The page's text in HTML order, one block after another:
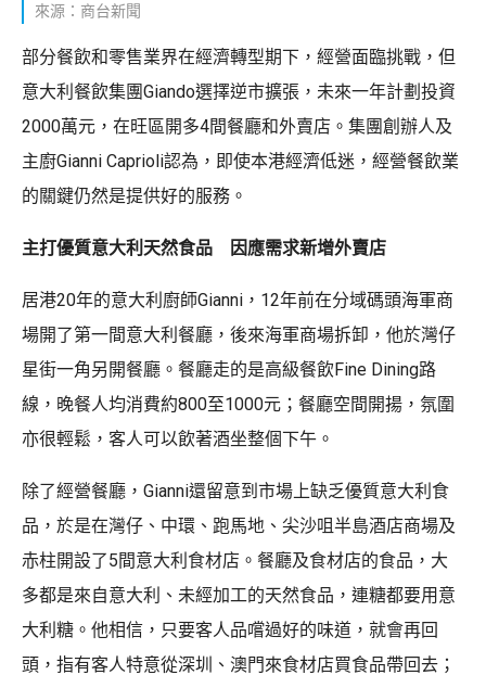
來源：商台新聞
部分餐飲和零售業界在經濟轉型期下，經營面臨挑戰，但
意大利餐飲集團Giando選擇逆市擴張，未來一年計劃投資
2000萬元，在旺區開多4間餐廳和外賣店。集團創辦人及
主廚Gianni Caprioli認為，即使本港經濟低迷，經營餐飲業
的關鍵仍然是提供好的服務。
主打優質意大利天然食品 因應需求新增外賣店
居港20年的意大利廚師Gianni，12年前在分域碼頭海軍商
場開了第一間意大利餐廳，後來海軍商場拆卸，他於灣仔
星街一角另開餐廳。餐廳走的是高級餐飲Fine Dining路
線，晚餐人均消費約800至1000元；餐廳空間開揚，氛圍
亦很輕鬆，客人可以飲著酒坐整個下午。
除了經營餐廳，Gianni還留意到市場上缺乏優質意大利食
品，於是在灣仔、中環、跑馬地、尖沙咀半島酒店商場及
赤柱開設了5間意大利食材店。餐廳及食材店的食品，大
多都是來自意大利、未經加工的天然食品，連糖都要用意
大利糖。他相信，只要客人品嚐過好的味道，就會再回
頭，指有客人特意從深圳、澳門來食材店買食品帶回去；